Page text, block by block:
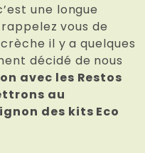
une longue
vous de
il y a quelques
décidé de nous
avec les Restos
au
des kits Eco